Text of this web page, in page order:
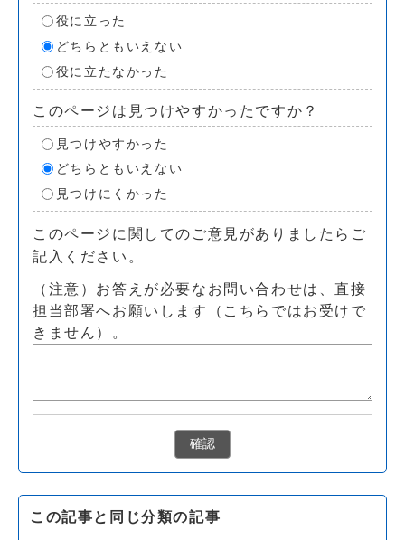
役に立った
どちらともいえない
役に立たなかった
このページは見つけやすかったですか？
見つけやすかった
どちらともいえない
見つけにくかった
このページに関してのご意見がありましたらご
記入ください。
（注意）お答えが必要なお問い合わせは、直接
担当部署へお願いします（こちらではお受けで
きません）。
確認
この記事と同じ分類の記事